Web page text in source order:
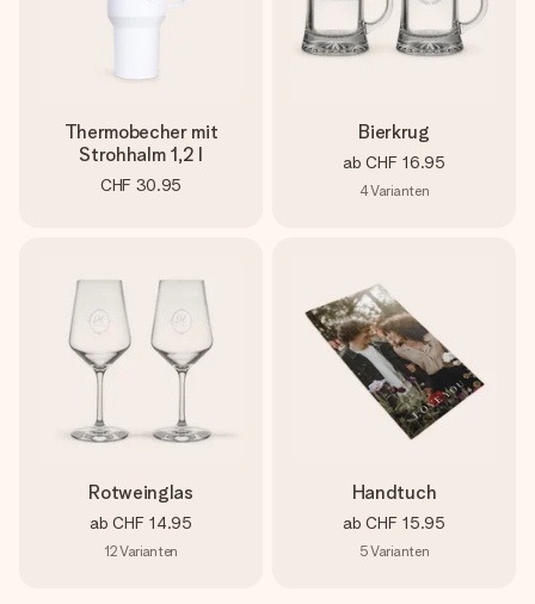
Thermobecher mit
Strohhalm 1,2 l
CHF 30.95
Bierkrug
ab CHF 16.95
4Varianten
Rotweinglas
ab CHF 14.95
12Varianten
Handtuch
ab CHF 15.95
5Varianten